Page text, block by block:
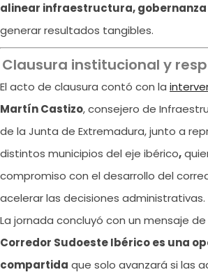
alinear infraestructura,
generar resultados tangibles.
Clausura institucional y
El acto de clausura contó con la
Martín Castizo, consejero de
de la Junta de Extremadura, junto a
distintos municipios del eje ibérico,
compromiso con el desarrollo del
acelerar las decisiones administrativas.
La jornada concluyó con un mensaje
Corredor Sudoeste Ibérico es una
compartida que solo avanzará si las